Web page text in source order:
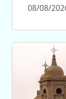
08/08/